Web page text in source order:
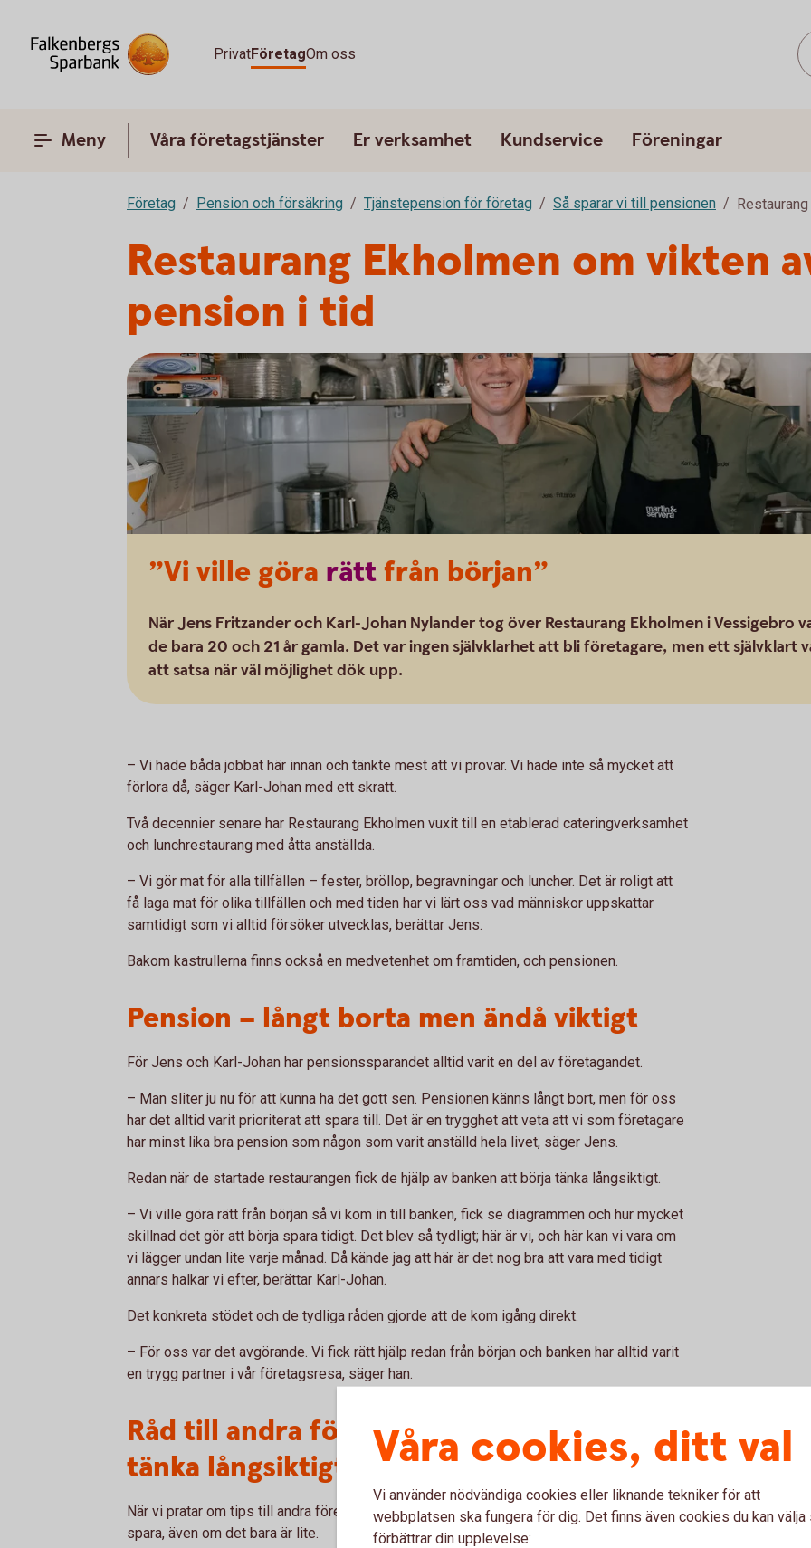
PrivatFöretagOm oss
Meny Våra företagstjänster Er verksamhet Kundservice Föreningar
Företag Pension och försäkring Tjänstepension för företag Så sparar vi till pensionen
Restaurang Ekholmen om vikten
pension i tid
”Vi ville göra rättfrån början”
När Jens Fritzander och Karl-Johan Nylander tog över Restaurang Ekholmen i Vessigebro
de bara 20 och 21 år gamla. Det var ingen självklarhet att bli företagare, men ett självklart
att satsa när väl möjlighet dök upp.
– Vi hade båda jobbat här innan och tänkte mest att vi provar. Vi hade inte så mycket att
förlora då, säger Karl-Johan med ett skratt.
Två decennier senare har Restaurang Ekholmen vuxit till en etablerad cateringverksamhet
och lunchrestaurang med åtta anställda.
– Vi gör mat för alla tillfällen – fester, bröllop, begravningar och luncher. Det är roligt att
få laga mat för olika tillfällen och med tiden har vi lärt oss vad människor uppskattar
samtidigt som vi alltid försöker utvecklas, berättar Jens.
Bakom kastrullerna finns också en medvetenhet om framtiden, och pensionen.
Pension – långt borta men ändå viktigt
För Jens och Karl-Johan har pensionssparandet alltid varit en del av företagandet.
– Man sliter ju nu för att kunna ha det gott sen. Pensionen känns långt bort, men för oss
har det alltid varit prioriterat att spara till. Det är en trygghet att veta att vi som företagare
har minst lika bra pension som någon som varit anställd hela livet, säger Jens.
Redan när de startade restaurangen fick de hjälp av banken att börja tänka långsiktigt.
– Vi ville göra rätt från början så vi kom in till banken, fick se diagrammen och hur mycket
skillnad det gör att börja spara tidigt. Det blev så tydligt; här är vi, och här kan vi vara om
vi lägger undan lite varje månad. Då kände jag att här är det nog bra att vara med tidigt
annars halkar vi efter, berättar Karl-Johan.
Det konkreta stödet och de tydliga råden gjorde att de kom igång direkt.
– För oss var det avgörande. Vi fick rätt hjälp redan från början och banken har alltid varit
en trygg partner i vår företagsresa, säger han.
Råd till andra företagare: kom igång och våga
tänka långsiktigt
När vi pratar om tips till andra företagare återkommer båda till samma budskap: börja
spara, även om det bara är lite.
Våra cookies, ditt val
Vi använder nödvändiga cookies eller liknande tekniker för att
webbplatsen ska fungera för dig. Det finns även cookies du kan välja
förbättrar din upplevelse: